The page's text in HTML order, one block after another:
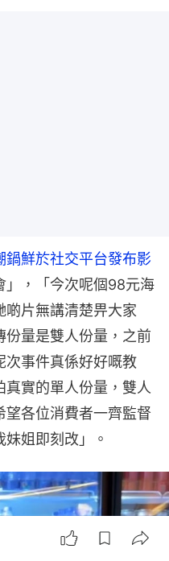
鍋鮮於社交平台發布影
」，「今次呢個98元海
啲片無講清楚畀大家
量是雙人份量，之前
次事件真係好好嘅教
實的單人份量，雙人
各位消費者一齊監督
姐即刻改」。